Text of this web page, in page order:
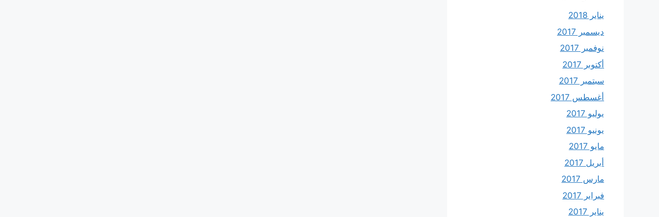
يناير 2018
ديسمبر 2017
نوفمبر 2017
أكتوبر 2017
سبتمبر 2017
أغسطس 2017
يوليو 2017
يونيو 2017
مايو 2017
أبريل 2017
مارس 2017
فبراير 2017
يناير 2017